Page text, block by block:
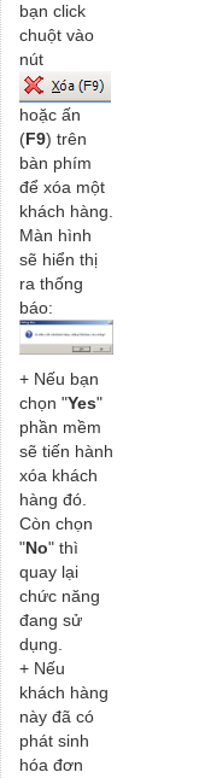
bạn click
chuột vào
nút
hoặc ấn
(F9) trên
bàn phím
để xóa một
khách hàng.
Màn hình
sẽ hiển thị
ra thống
báo:
+ Nếu bạn
chọn "Yes"
phần mềm
sẽ tiến hành
xóa khách
hàng đó.
Còn chọn
"No" thì
quay lại
chức năng
đang sử
dụng.
+ Nếu
khách hàng
này đã có
phát sinh
hóa đơn